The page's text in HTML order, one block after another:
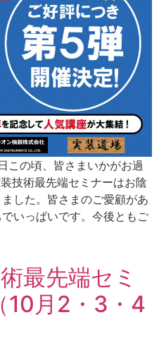
この頃、皆さまいかがお過
技術最先端セミナーはお陰
した。皆さまのご愛顧があ
いっぱいです。今後ともご
最先端セミ
10月2・3・4